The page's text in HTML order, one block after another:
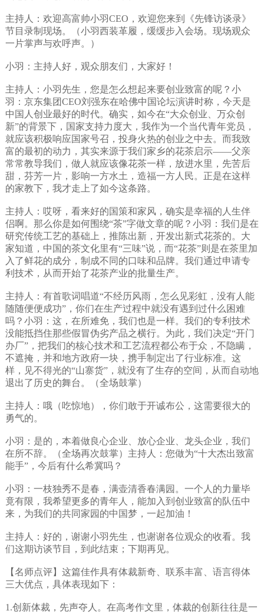
主持人：欢迎高富帅小羽CEO，欢迎您来到《先锋访谈录》
节目录制现场。（小羽西装革履，缓缓步入会场。现场观众
一片掌声与欢呼声。）
小羽：主持人好，观众朋友们，大家好！
主持人：小羽先生，您是怎么想起来要创业致富的呢？小
羽：京东集团CEO刘强东在哈佛中国论坛演讲时称，今天是
中国人创业最好的时代。确实，如今在“大众创业、万众创
新”的背景下，国家支持力度大，我作为一个当代青年党员，
就应该积极响应国家号召，投身火热的创业之中去。而我致
富的最初的动力，其实来源于我们家乡的花茶启示——父亲
常常教导我们，做人就应该像花茶一样，放进水里，先苦后
甜，芬芳一片，影响一方水土，造福一方人民。正是在这样
的家教下，我才走上了如今这条路。
主持人：哎呀，看来好的国策和家风，确实是幸福的人生伴
侣啊。那么你是如何围绕“茶”字做文章的呢？小羽：我们是在
研究传统工艺的基础上，推陈出新，开发出新式花茶的。大
家知道，中国的茶文化里有“三味”说，而“花茶”则是在茶里加
入了鲜花的成分，制成不同的口味和品牌。我们通过申请专
利技术，从而开始了花茶产业的批量生产。
主持人：有首歌词唱道“不经历风雨，怎么见彩虹，没有人能
随随便便成功”，你们在生产过程中就没有遇到过什么困难
吗？小羽：这，在所难免，我们也是一样。我们的专利技术
没能抵挡住那些假冒伪劣产品之横行。为此，我们决定“开门
办厂”，把我们的核心技术和工艺流程都公布于众，不隐瞒，
不遮掩，并和地方政府一块，携手制定出了行业标准。这
样，见不得光的“山寨货”，就没有了生存的空间，从而自动地
退出了历史的舞台。（全场鼓掌）
主持人：哦（吃惊地），你们敢于开诚布公，这需要很大的
勇气的。
小羽：是的，本着做良心企业、放心企业、龙头企业，我们
在所不辞。（全场再次鼓掌）主持人：您做为“十大杰出致富
能手”，今后有什么希冀吗？
小羽：一枝独秀不是春，满壶清香春满园。一个人的力量毕
竟有限，我希望更多的青年人，能加入到创业致富的队伍中
来，为我们的共同家园的中国梦，一起加油！
主持人：好的，谢谢小羽先生，也谢谢各位观众的收看。我
们这期访谈节目，到此结束；下期再见。
【名师点评】这篇佳作具有体裁新奇、联系丰富、语言得体
三大优点，具体表现如下：
1.创新体裁，先声夺人。在高考作文里，体裁的创新往往是一